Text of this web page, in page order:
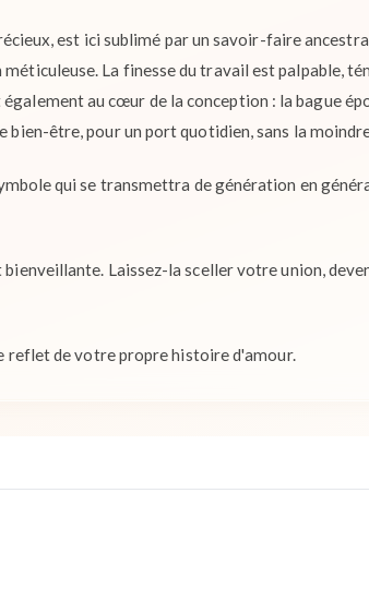
est ici sublimé par un savoir-faire
La finesse du travail est palpable,
au cœur de la conception : la bague
être, pour un port quotidien, sans la
qui se transmettra de génération en
Laissez-la sceller votre union,
reflet de votre propre histoire d'amour.